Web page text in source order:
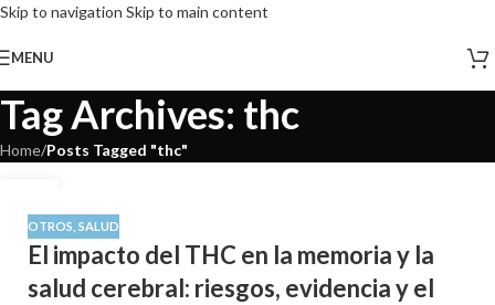
Skip to navigation Skip to main content
MENU
Tag Archives: thc
Home/Posts Tagged "thc"
JUN
OTROS SALUD
El impacto del THC en la memoria y la
salud cerebral: riesgos, evidencia y el